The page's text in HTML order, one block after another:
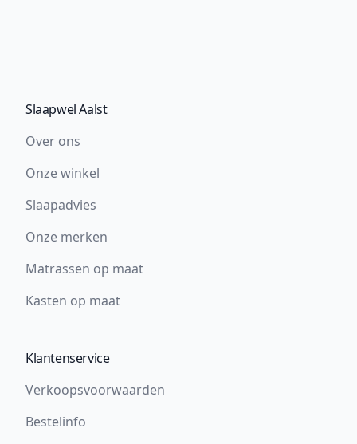
Slaapwel Aalst
Over ons
Onze winkel
Slaapadvies
Onze merken
Matrassen op maat
Kasten op maat
Klantenservice
Verkoopsvoorwaarden
Bestelinfo